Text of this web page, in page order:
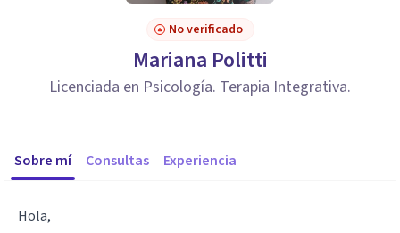
No verificado
Mariana Politti
Licenciada en Psicología. Terapia Integrativa.
Sobre mí Consultas Experiencia
Hola,